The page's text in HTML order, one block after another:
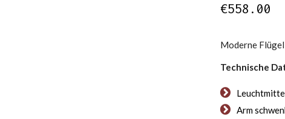
€558.00
Moderne
Technische
Arm